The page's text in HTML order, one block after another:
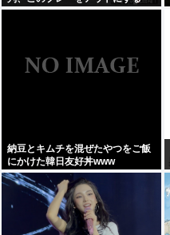
www
納豆とキムチを混ぜたやつをご飯
にかけた韓日友好丼www